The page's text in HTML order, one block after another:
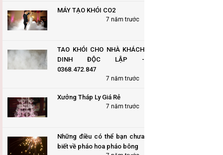
MÁY TẠO KHÓI CO2
7 năm trước
TAO KHÓI CHO NHÀ KHÁCH
DINH ĐỘC LẬP -
0368.472.847
7 năm trước
Xưởng Tháp Ly Giá Rẻ
7 năm trước
Những điều có thể bạn chưa
biết về pháo hoa pháo bông